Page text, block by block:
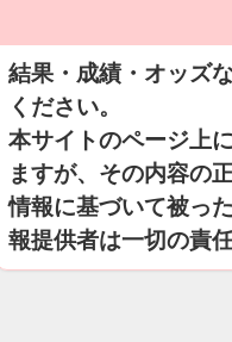
結果・成績・オッズ
ください。
本サイトのページ上
ますが、その内容の
情報に基づいて被っ
報提供者は一切の責